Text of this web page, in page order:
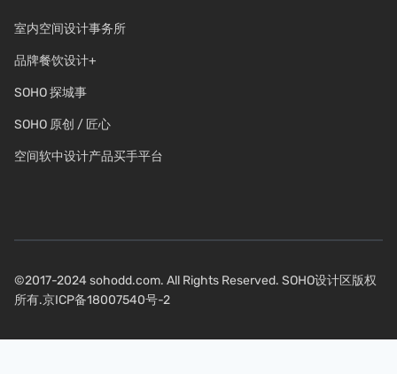
室内空间设计事务所
品牌餐饮设计+
SOHO 探城事
SOHO 原创 / 匠心
空间软中设计产品买手平台
©2017-2024 sohodd.com. All Rights Reserved. SOHO设计区版权
所有.京ICP备18007540号-2